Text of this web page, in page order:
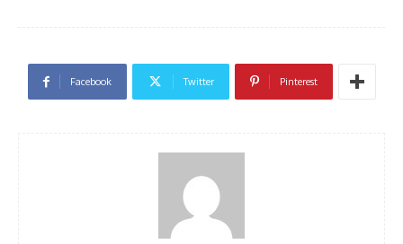
Facebook Twitter Pinterest